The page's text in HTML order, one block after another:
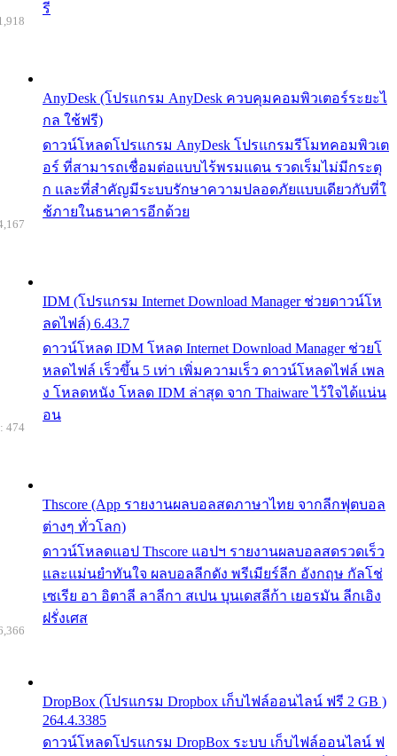
รี
AnyDesk (โปรแกรม AnyDesk ควบคุมคอมพิวเตอร์ระยะไ
กล ใช้ฟรี)
ดาวน์โหลดโปรแกรม AnyDesk โปรแกรมรีโมทคอมพิวเต
อร์ ที่สามารถเชื่อมต่อแบบไร้พรมแดน รวดเร็มไม่มีกระตุ
ก และที่สำคัญมีระบบรักษาความปลอดภัยแบบเดียวกับที่ใ
ช้ภายในธนาคารอีกด้วย
IDM (โปรแกรม Internet Download Manager ช่วยดาวน์โห
ลดไฟล์) 6.43.7
ดาวน์โหลด IDM โหลด Internet Download Manager ช่วยโ
หลดไฟล์ เร็วขึ้น 5 เท่า เพิ่มความเร็ว ดาวน์โหลดไฟล์ เพล
ง โหลดหนัง โหลด IDM ล่าสุด จาก Thaiware ไว้ใจได้แน่น
อน
Thscore (App รายงานผลบอลสดภาษาไทย จากลีกฟุตบอล
ต่างๆ ทั่วโลก)
ดาวน์โหลดแอป Thscore แอปฯ รายงานผลบอลสดรวดเร็ว
และแม่นยำทันใจ ผลบอลลีกดัง พรีเมียร์ลีก อังกฤษ กัลโช่
เซเรีย อา อิตาลี ลาลีกา สเปน บุนเดสลีก้า เยอรมัน ลีกเอิง
ฝรั่งเศส
474
DropBox (โปรแกรม Dropbox เก็บไฟล์ออนไลน์ ฟรี 2 GB )
264.4.3385
ดาวน์โหลดโปรแกรม DropBox ระบบ เก็บไฟล์ออนไลน์ ฟ